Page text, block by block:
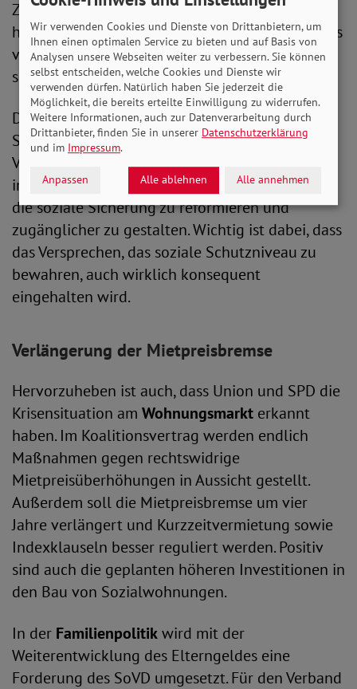
Zweckentfremdung von Beitragsgeldern zur
hälftigen Finanzierung des Transformationsfonds
von bis zu 25 Milliarden Euro von Anfang an
scharf kritisiert hat.
Der SoVD unterstreicht, dass bei der sozialen
Sicherung nicht gespart werden dürfe. Für den
Verband ist es deshalb eine gute Nachricht, dass
im Koalitionsvertrag wurde vereinbart wurde,
die soziale Sicherung zu reformieren und
zugänglicher zu gestalten. Wichtig ist dabei, dass
das Versprechen, das soziale Schutzniveau zu
bewahren, auch wirklich konsequent
eingehalten wird.
Verlängerung der Mietpreisbremse
Hervorzuheben ist auch, dass Union und SPD die
Krisensituation am Wohnungsmarkt erkannt
haben. Im Koalitionsvertrag werden endlich
Maßnahmen gegen rechtswidrige
Mietpreisüberhöhungen in Aussicht gestellt.
Außerdem soll die Mietpreisbremse um vier
Jahre verlängert und Kurzzeitvermietung sowie
Indexklauseln besser reguliert werden. Positiv
sind auch die geplanten höheren Investitionen in
den Bau von Sozialwohnungen.
In der Familienpolitikwird mit der
Weiterentwicklung des Elterngeldes eine
Forderung des SoVD umgesetzt. Für den Verband
Wir verwenden Cookies und Dienste von Drittanbietern, um
Ihnen einen optimalen Service zu bieten und auf Basis von
Analysen unsere Webseiten weiter zu verbessern. Sie können
selbst entscheiden, welche Cookies und Dienste wir
verwenden dürfen. Natürlich haben Sie jederzeit die
Möglichkeit, die bereits erteilte Einwilligung zu widerrufen.
Weitere Informationen, auch zur Datenverarbeitung durch
Drittanbieter, finden Sie in unserer Datenschutzerklärung
und im Impressum.
Anpassen Alle ablehnen Alle annehmen